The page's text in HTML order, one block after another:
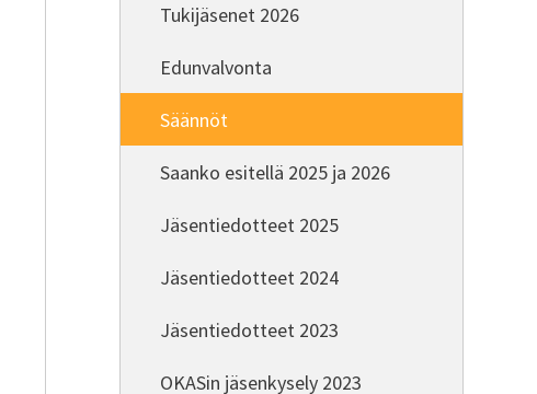
Tukijäsenet 2026
Edunvalvonta
Säännöt
Saanko esitellä 2025 ja 2026
Jäsentiedotteet 2025
Jäsentiedotteet 2024
Jäsentiedotteet 2023
OKASin jäsenkysely 2023